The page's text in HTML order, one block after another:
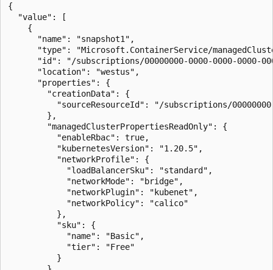
{
  "value": [
    {
      "name": "snapshot1",
"type": "Microsoft.ContainerService/
"id": "/subscriptions/00000000-0000-0000-0000-
      "location": "westus",
      "properties": {
        "creationData": {
"sourceResourceId": "/subscriptions/
        },
        "managedClusterPropertiesReadOnly": {
          "enableRbac": true,
          "kubernetesVersion": "1.20.5",
          "networkProfile": {
            "loadBalancerSku": "standard",
            "networkMode": "bridge",
            "networkPlugin": "kubenet",
            "networkPolicy": "calico"
          },
          "sku": {
            "name": "Basic",
            "tier": "Free"
          }